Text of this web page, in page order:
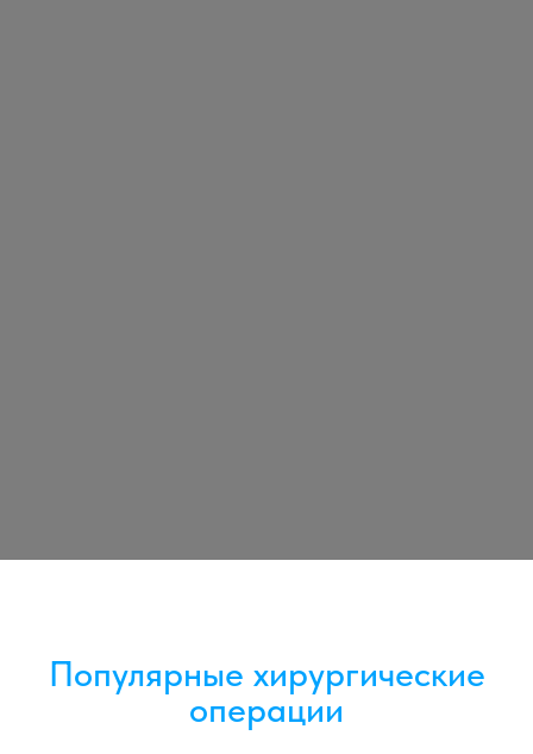
Популярные хирургические
операции